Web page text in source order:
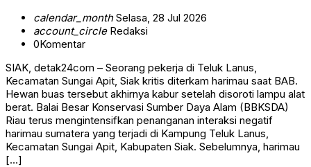
calendar_monthSelasa, 28 Jul 2026
account_circleRedaksi
0Komentar
SIAK, detak24com – Seorang pekerja di Teluk Lanus,
Kecamatan Sungai Apit, Siak kritis diterkam harimau saat BAB.
Hewan buas tersebut akhirnya kabur setelah disoroti lampu alat
berat. Balai Besar Konservasi Sumber Daya Alam (BBKSDA)
Riau terus mengintensifkan penanganan interaksi negatif
harimau sumatera yang terjadi di Kampung Teluk Lanus,
Kecamatan Sungai Apit, Kabupaten Siak. Sebelumnya, harimau
[…]